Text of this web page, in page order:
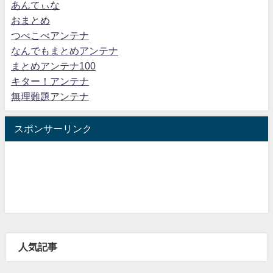
あんてぃな
おまとめ
つべこべアンテナ
なんでもまとめアンテナ
まとめアンテナ100
キター！アンテナ
無理難題アンテナ
スポンサーリンク
人気記事